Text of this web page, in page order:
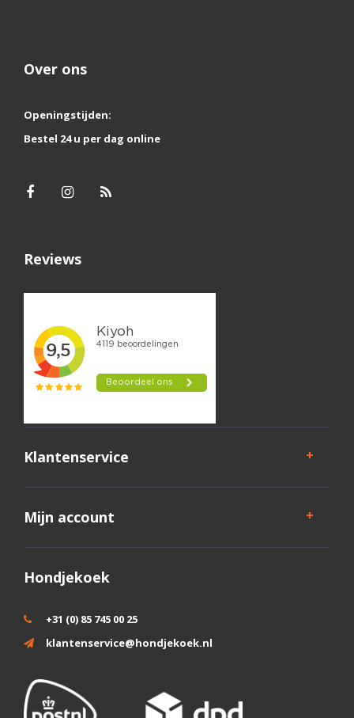
Over ons
Openingstijden:
Bestel 24 u per dag online
Reviews
Klantenservice
Mijn account
Hondjekoek
+31 (0) 85 745 00 25
klantenservice@hondjekoek.nl